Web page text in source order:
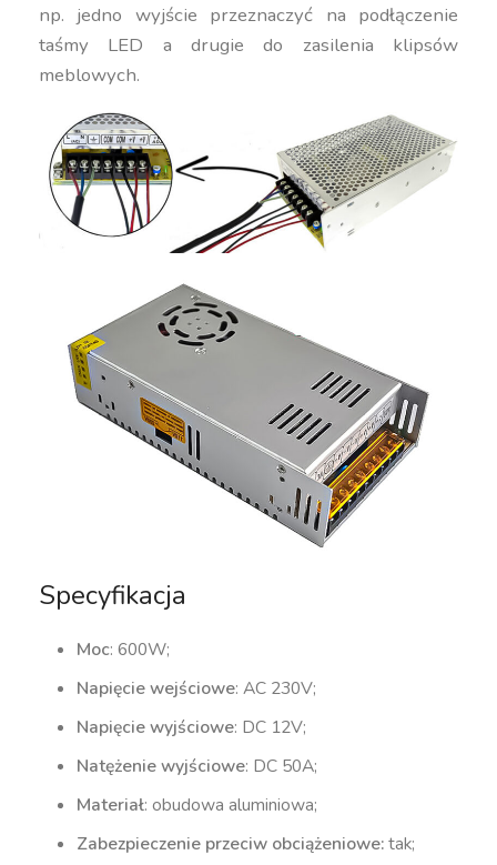
np. jedno wyjście przeznaczyć na podłączenie
taśmy LED a drugie do zasilenia klipsów
meblowych.
Specyfikacja
Moc: 600W;
Napięcie wejściowe: AC 230V;
Napięcie wyjściowe: DC 12V;
Natężenie wyjściowe: DC 50A;
Materiał: obudowa aluminiowa;
Zabezpieczenie przeciw obciążeniowe:tak;